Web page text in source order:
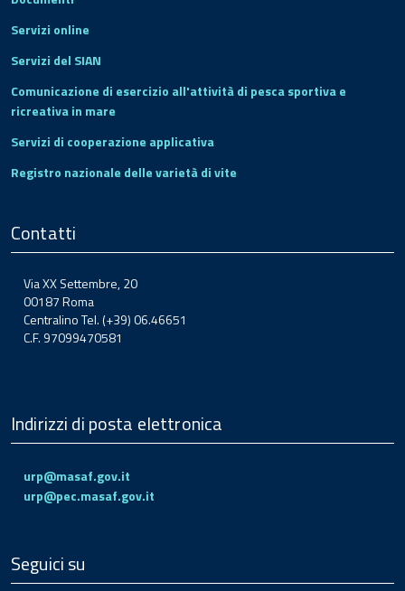
Servizi online
Servizi del SIAN
Comunicazione di esercizio all'attività di pesca sportiva e
ricreativa in mare
Servizi di cooperazione applicativa
Registro nazionale delle varietà di vite
Contatti
Via XX Settembre, 20
00187 Roma
Centralino Tel. (+39) 06.46651
C.F. 97099470581
Indirizzi di posta elettronica
urp@masaf.gov.it
urp@pec.masaf.gov.it
Seguici su